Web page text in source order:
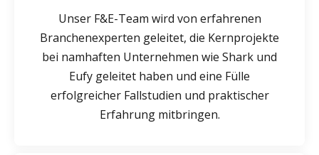
Unser F&E-Team wird von erfahrenen
Branchenexperten geleitet, die Kernprojekte
bei namhaften Unternehmen wie Shark und
Eufy geleitet haben und eine Fülle
erfolgreicher Fallstudien und praktischer
Erfahrung mitbringen.